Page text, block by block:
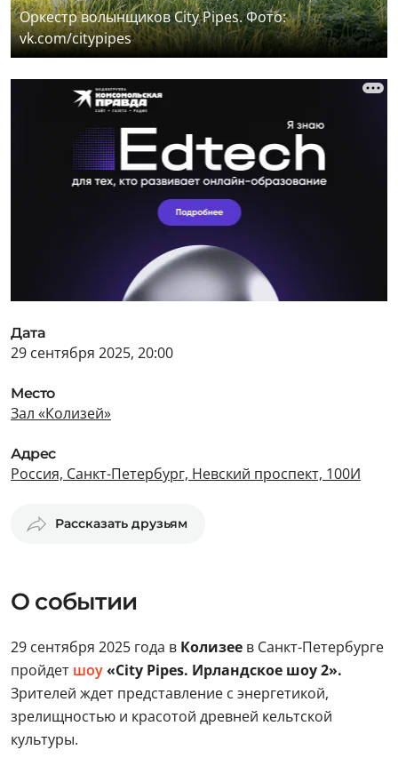
Оркестр волынщиков City Pipes. Фото:
vk.com/citypipes
Дата
29 сентября 2025, 20:00
Место
Зал «Колизей»
Адрес
Россия, Санкт-Петербург, Невский проспект, 100И
Рассказать друзьям
О событии
29 сентября 2025 года в Колизее в Санкт-Петербурге
пройдет шоу«City Pipes. Ирландское шоу 2».
Зрителей ждет представление с энергетикой,
зрелищностью и красотой древней кельтской
культуры.